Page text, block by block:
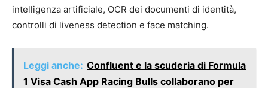
intelligenza artificiale, OCR dei documenti di identità,
controlli di liveness detection e face matching.
Leggi anche: Confluent e la scuderia di Formula
1 Visa Cash App Racing Bulls collaborano per